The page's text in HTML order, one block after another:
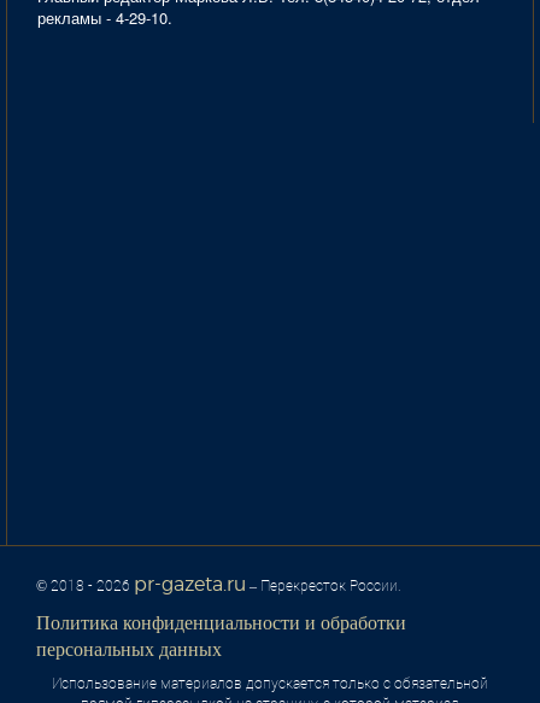
рекламы - 4-29-10.
© 2018 - 2026 pr-gazeta.ru – Перекресток России.
Политика конфиденциальности и обработки
персональных данных
Использование материалов допускается только с обязательной